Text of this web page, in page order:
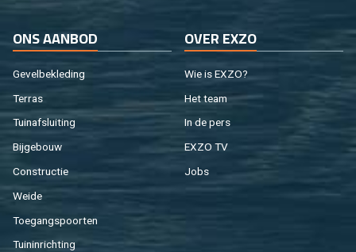
ONS AAN­BOD
Ge­vel­be­kle­ding
Ter­ras
Tuin­af­slui­ting
Bij­ge­bouw
Con­struc­tie
Weide
Toe­gangs­poor­ten
Tuin­in­rich­ting
OVER EXZO
Wie is EXZO?
Het team
In de pers
EXZO TV
Jobs